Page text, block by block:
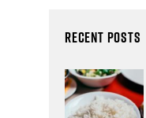
Recent Posts